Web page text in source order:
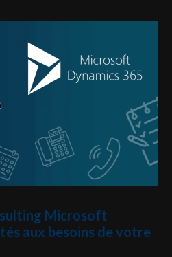
Microsoft
aux besoins de votre